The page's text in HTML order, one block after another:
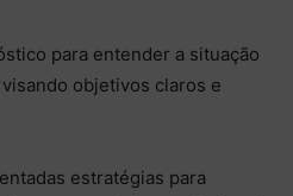
para entender a situação
objetivos claros e
estratégias para